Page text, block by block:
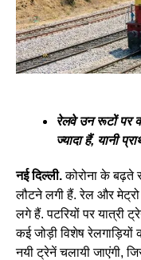
रेलवे उन रूटों पर
ज्यादा हैं, यानी
नई दिल्ली.कोरोना के बढ़ते
लौटने लगी हैं. रेल और मेट्रो
लगे हैं. पटरियों पर यात्री
कई जोड़ी विशेष
नयी ट्रेनें चलायी जाएंगी,